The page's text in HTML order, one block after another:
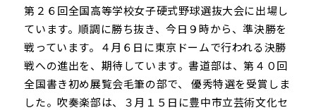
第２６回全国高等学校女子硬式野球選抜大会に出場し
ています。順調に勝ち抜き、今日９時から、準決勝を
戦っています。４月６日に東京ドームで行われる決勝
戦への進出を、期待しています。書道部は、第４０回
全国書き初め展覧会毛筆の部で、 優秀特選を受賞しま
した。吹奏楽部は、３月１５日に豊中市立芸術文化セ